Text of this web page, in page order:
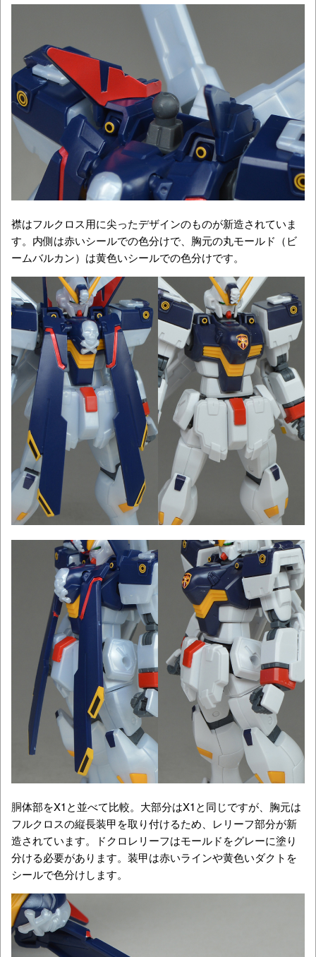
襟はフルクロス用に尖ったデザインのものが新造されていま
す。内側は赤いシールでの色分けで、胸元の丸モールド（ビ
ームバルカン）は黄色いシールでの色分けです。
胴体部をX1と並べて比較。大部分はX1と同じですが、胸元は
フルクロスの縦長装甲を取り付けるため、レリーフ部分が新
造されています。ドクロレリーフはモールドをグレーに塗り
分ける必要があります。装甲は赤いラインや黄色いダクトを
シールで色分けします。